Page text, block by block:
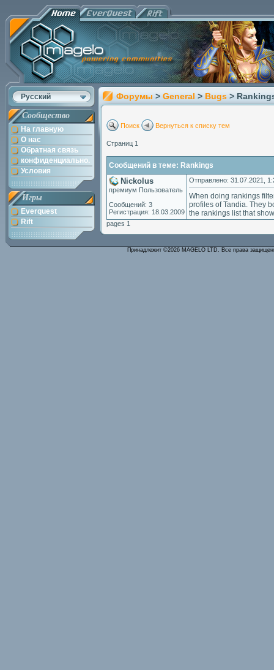
Русский
Сообщество
На главную
О нас
Обратная связь
конфиденциально.
Условия
Игры
Everquest
Rift
Форумы > General > Bugs >
Поиск Вернуться к списку тем
Страниц 1
Сообщений в теме: Rankings
Nickolus
премиум Пользователь
Сообщений: 3
Регистрация: 18.03.2009
Отправлено: 31.07.2021,
When doing rankings
profiles of Tandia. They
the rankings list that
pages 1
Принадлежит ©2026 MAGELO LTD. Все права